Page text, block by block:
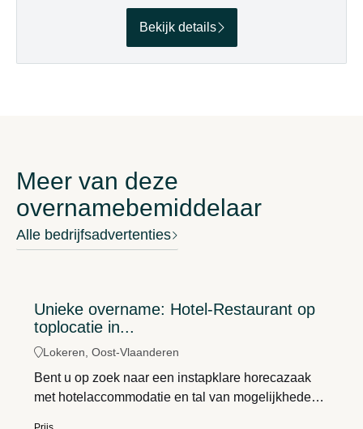
Bekijk details
Meer van deze
overnamebemiddelaar
Alle bedrijfsadvertenties
Unieke overname: Hotel-Restaurant op
toplocatie in...
Lokeren, Oost-Vlaanderen
Bent u op zoek naar een instapklare horecazaak
met hotelaccommodatie en tal van mogelijkheden?